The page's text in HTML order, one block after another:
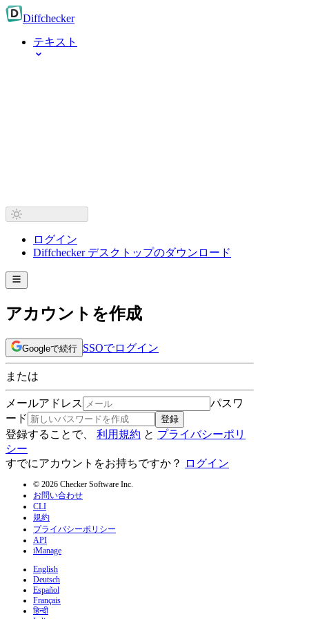
Diffchecker
テキスト
ログイン
Diffchecker デスクトップのダウンロード
アカウントを作成
Googleで続行 SSOでログイン
または
メールアドレス
パスワ
ード
登録
登録することで、 利用規約 と プライバシーポリ
シー
すでにアカウントをお持ちですか？
ログイン
© 2026 Checker Software Inc.
お問い合わせ
CLI
規約
プライバシーポリシー
API
iManage
English
Deutsch
Español
Français
हिन्दी